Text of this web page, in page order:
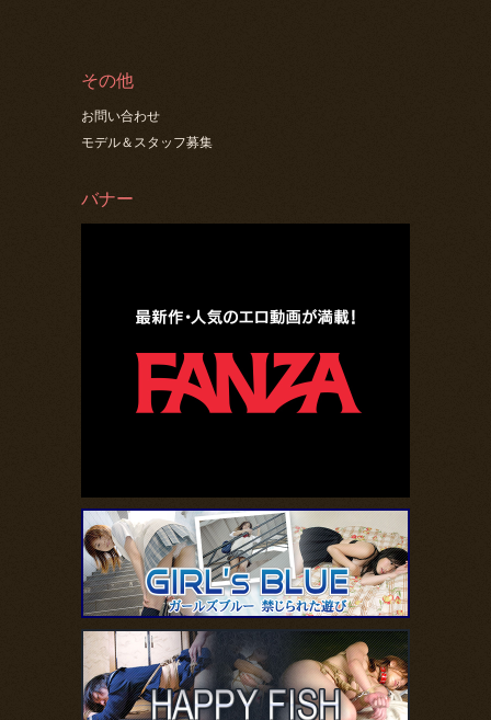
その他
お問い合わせ
モデル＆スタッフ募集
バナー